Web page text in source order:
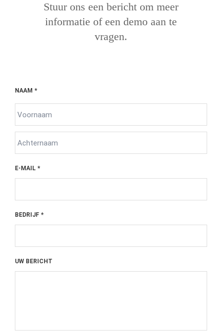
Stuur ons een bericht om meer
informatie of een demo aan te
vragen.
NAAM *
E-MAIL *
BEDRIJF *
UW BERICHT